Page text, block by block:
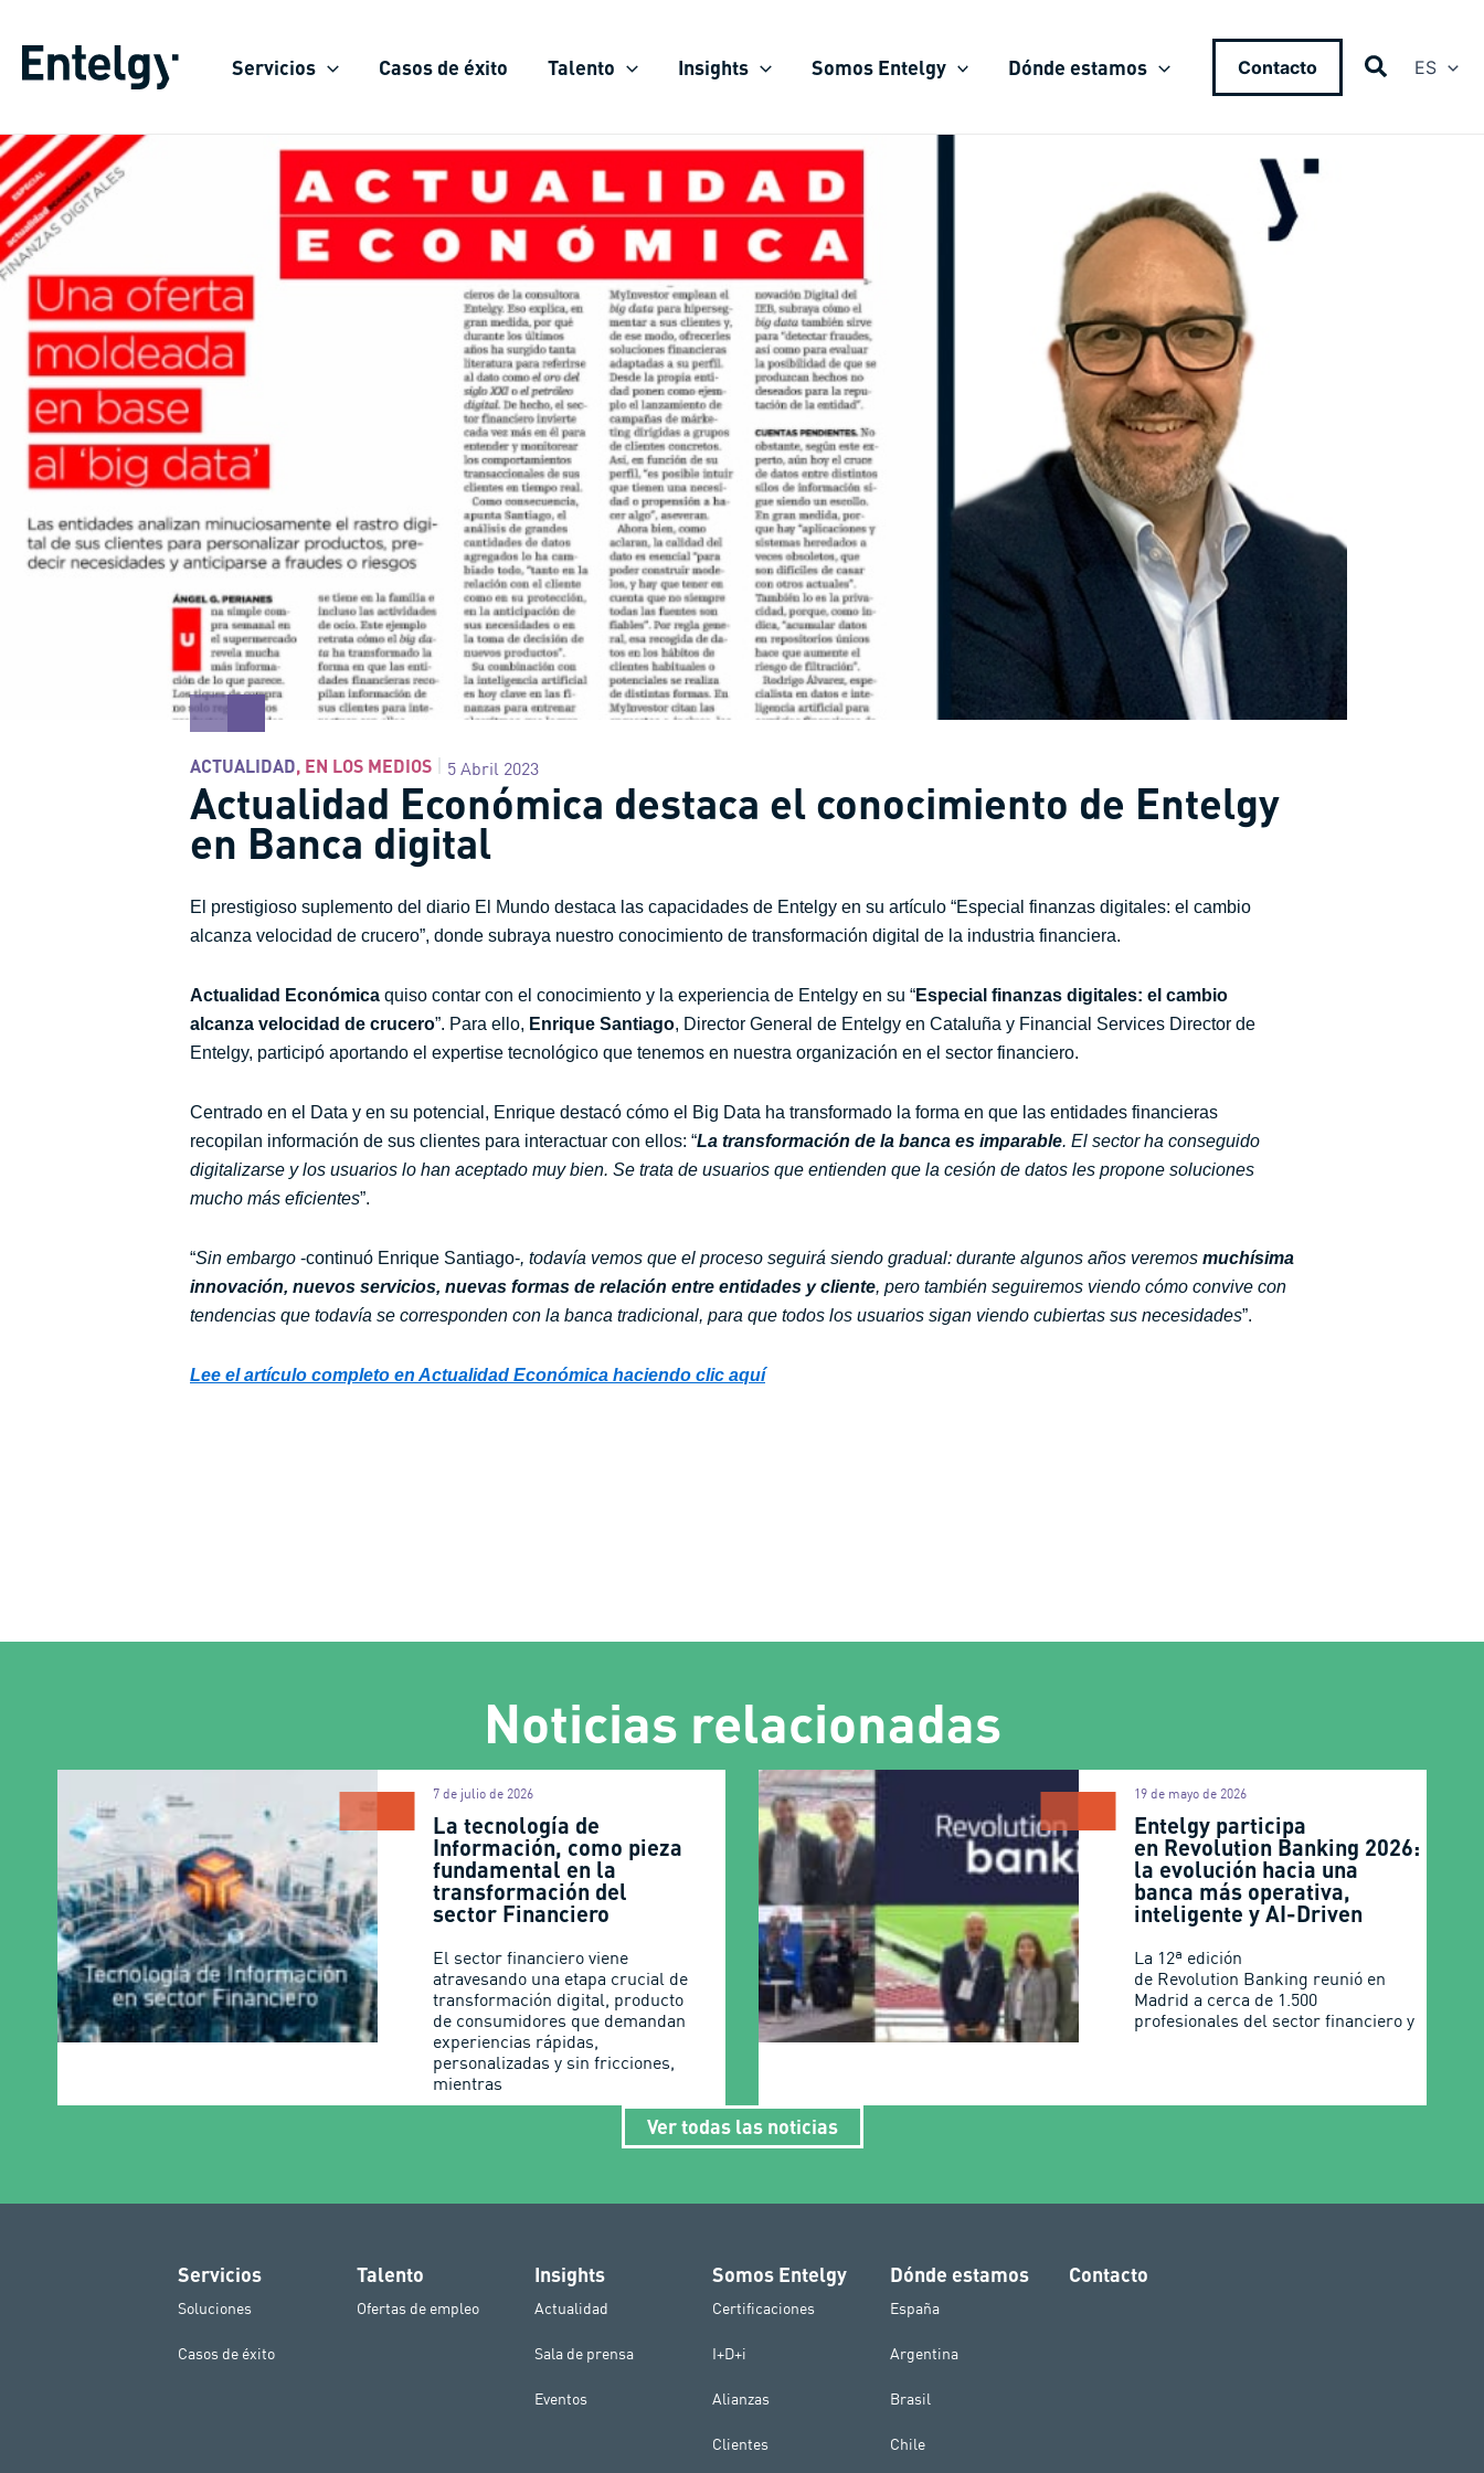
contenido
Servicios Casos de éxito Talento Insights Somos Entelgy Dónde estamos Contacto ES
ACTUALIDAD, EN LOS MEDIOS 5 Abril 2023
Actualidad Económica destaca el conocimiento de Entelgy
en Banca digital
El prestigioso suplemento del diario El Mundo destaca las capacidades de Entelgy en su artículo “Especial finanzas digitales: el cambio
alcanza velocidad de crucero”, donde subraya nuestro conocimiento de transformación digital de la industria financiera.
Actualidad Económica quiso contar con el conocimiento y la experiencia de Entelgy en su “Especial finanzas digitales: el cambio
alcanza velocidad de crucero”. Para ello, Enrique Santiago, Director General de Entelgy en Cataluña y Financial Services Director de
Entelgy, participó aportando el expertise tecnológico que tenemos en nuestra organización en el sector financiero.
Centrado en el Data y en su potencial, Enrique destacó cómo el Big Data ha transformado la forma en que las entidades financieras
recopilan información de sus clientes para interactuar con ellos: “La transformación de la banca es imparable. El sector ha conseguido
digitalizarse y los usuarios lo han aceptado muy bien. Se trata de usuarios que entienden que la cesión de datos les propone soluciones
mucho más eficientes”.
“Sin embargo -continuó Enrique Santiago-, todavía vemos que el proceso seguirá siendo gradual: durante algunos años veremos muchísima
innovación, nuevos servicios, nuevas formas de relación entre entidades y cliente, pero también seguiremos viendo cómo convive con
tendencias que todavía se corresponden con la banca tradicional, para que todos los usuarios sigan viendo cubiertas sus necesidades”.
Lee el artículo completo en Actualidad Económica haciendo clic aquí
Noticias relacionadas
La tecnología de
Información, como pieza
fundamental en la
transformación del
sector Financiero
7 de julio de 2026
El sector financiero viene
atravesando una etapa crucial de
transformación digital, producto
de consumidores que demandan
experiencias rápidas,
personalizadas y sin fricciones,
mientras
Entelgy participa
en Revolution Banking 2026:
la evolución hacia una
banca más operativa,
inteligente y AI-Driven
19 de mayo de 2026
La 12ª edición
de Revolution Banking reunió en
Madrid a cerca de 1.500
profesionales del sector financiero y
Ver todas las noticias
Servicios
Soluciones
Casos de éxito
Talento
Ofertas de empleo
Insights
Actualidad
Sala de prensa
Eventos
Somos Entelgy
Certificaciones
I+D+i
Alianzas
Clientes
Dónde estamos
España
Argentina
Brasil
Chile
Contacto